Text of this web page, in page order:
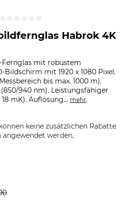
Habrok 4K
Fernglas mit robustem
Bildschirm mit 1920 x 1080 Pixel.
bis max. 1000 m).
940 nm). Leistungsfähiger
mK). Auflösung... mehr.
keine zusätzlichen Rabatte
werden.